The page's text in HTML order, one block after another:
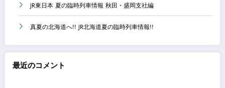
JR東日本 夏の臨時列車情報 秋田・盛岡支社編
真夏の北海道へ!! JR北海道夏の臨時列車情報!!
最近のコメント